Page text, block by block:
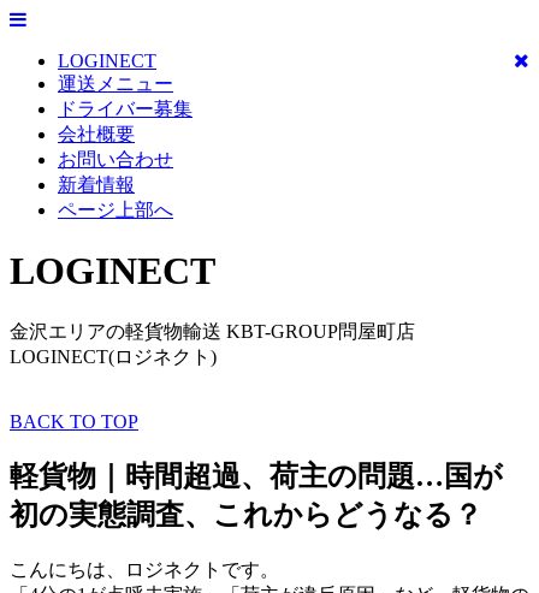
LOGINECT
運送メニュー
ドライバー募集
会社概要
お問い合わせ
新着情報
ページ上部へ
LOGINECT
金沢エリアの軽貨物輸送 KBT-GROUP問屋町店
LOGINECT(ロジネクト)
BACK TO TOP
軽貨物｜時間超過、荷主の問題…国が
初の実態調査、これからどうなる？
こんにちは、ロジネクトです。